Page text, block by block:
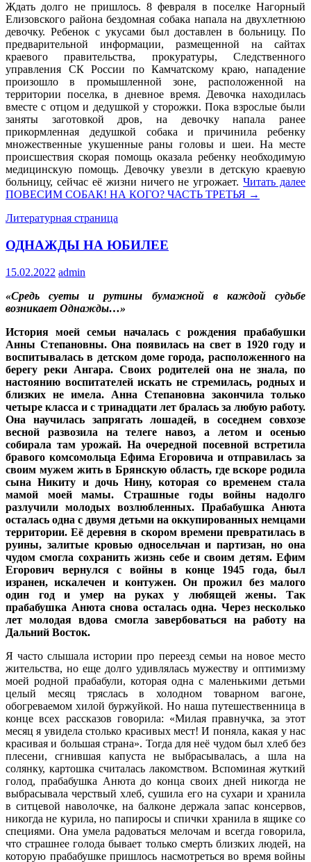
Ждать долго не пришлось. 8 февраля в поселке Нагорный
Елизовского района бездомная собака напала на двухлетнюю
девочку. Ребенок с укусами был доставлен в больницу. По
предварительной информации, размещенной на сайтах
краевого правительства, прокуратуры, Следственного
управления СК России по Камчатскому краю, нападение
произошло в промышленной зоне, расположенной на
территории поселка, в дневное время. Девочка находилась
вместе с отцом и дедушкой у сторожки. Пока взрослые были
заняты заготовкой дров, на девочку напала ранее
прикормленная дедушкой собака и причинила ребенку
множественные укушенные раны головы и шеи. На месте
происшествия скорая помощь оказала ребенку необходимую
медицинскую помощь. Девочку увезли в детскую краевую
больницу, сейчас её жизни ничего не угрожает.Читать далее
ПОВЕСИМ СОБАК! НА КОГО? ЧАСТЬ ТРЕТЬЯ →
Литературная страница
ОДНАЖДЫ НА ЮБИЛЕЕ
15.02.2022 admin
«Средь суеты и рутины бумажной в каждой судьбе
возникает Однажды…»
История моей семьи началась с рождения прабабушки
Анны Степановны. Она появилась на свет в 1920 году и
воспитывалась в детском доме города, расположенного на
берегу реки Ангара. Своих родителей она не знала, по
настоянию воспитателей искать не стремилась, родных и
близких не имела. Анна Степановна закончила только
четыре класса и с тринадцати лет бралась за любую работу.
Она научилась запрягать лошадей, в соседнем совхозе
весной развозила на телеге навоз, а летом и осенью
собирала там урожай. На очередной посевной встретила
бравого комсомольца Ефима Егоровича и отправилась за
своим мужем жить в Брянскую область, где вскоре родила
сына Никиту и дочь Нину, которая со временем стала
мамой моей мамы. Страшные годы войны надолго
разлучили молодых возлюбленных. Прабабушка Анюта
осталась одна с двумя детьми на оккупированных немцами
территории. Её деревня в скором времени превратилась в
руины, залитые кровью односельчан и партизан, но она
чудом смогла сохранить жизнь себе и своим детям. Ефим
Егорович вернулся с войны в конце 1945 года, был
изранен, искалечен и контужен. Он прожил без малого
один год и умер на руках у любящей жены. Так
прабабушка Анюта снова осталась одна. Через несколько
лет молодая вдова смогла завербоваться на работу на
Дальний Восток.
Я часто слышала истории про переезд семьи на новое место
жительства, но еще долго удивлялась мужеству и оптимизму
моей родной прабабули, которая одна с маленькими детьми
целый месяц тряслась в холодном товарном вагоне,
обогреваемом хилой буржуйкой. Но наша путешественница в
конце всех рассказов говорила: «Милая правнучка, за этот
месяц я увидела столько красивых мест! И поняла, какая у нас
красивая и большая страна». Тогда для неё чудом был хлеб без
плесени, сгнившая капуста не выбрасывалась, а шла на
солянку, картошка считалась лакомством. Вспоминая жуткий
голод, прабабушка Анюта до конца своих дней никогда не
выбрасывала черствый хлеб, сушила его на сухари и хранила
в ситцевой наволочке, на балконе держала запас консервов,
никогда не курила, но папиросы и спички хранила в ящике со
специями. Она умела радоваться мелочам и всегда говорила,
что страшнее голода бывает только смерть близких людей, на
которую прабабушке пришлось насмотреться во время войны